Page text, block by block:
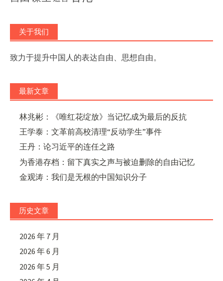
关于我们
致力于提升中国人的表达自由、思想自由。
最新文章
林兆彬：《唯红花绽放》当记忆成为最后的反抗
王学泰：文革前高校清理“反动学生”事件
王丹：论习近平的连任之路
为香港存档：留下真实之声与被迫删除的自由记忆
金观涛：我们是无根的中国知识分子
历史文章
2026 年 7 月
2026 年 6 月
2026 年 5 月